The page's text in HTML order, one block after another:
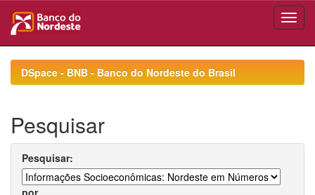
navigationDSpace - BNB - Banco do Nordeste do Brasil
Pesquisar
Pesquisar:
por